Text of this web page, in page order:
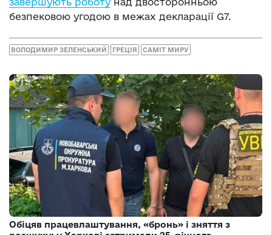
безпековою угодою в межах декларації G7.
ВОЛОДИМИР ЗЕЛЕНСЬКИЙ ГРЕЦІЯ САМІТ МИРУ
Обіцяв працевлаштування, «бронь» і зняття з